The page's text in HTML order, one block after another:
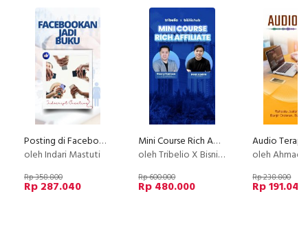
Posting di Facebook dan Jadi Buku
oleh Indari Mastuti
Rp 358.800
Rp 287.040
Mini Course Rich Affiliate
oleh Tribelio X Bisnishub
Rp 600.000
Rp 480.000
oleh Ahmad
Rp 238.800
Rp 191.040